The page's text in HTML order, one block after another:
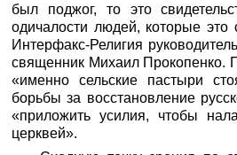
был поджог, то это
одичалости людей, которые
Интерфакс-Религия
священник Михаил Прокопенко.
«именно сельские пастыри
борьбы за восстановление
«приложить усилия, чтобы
церквей».